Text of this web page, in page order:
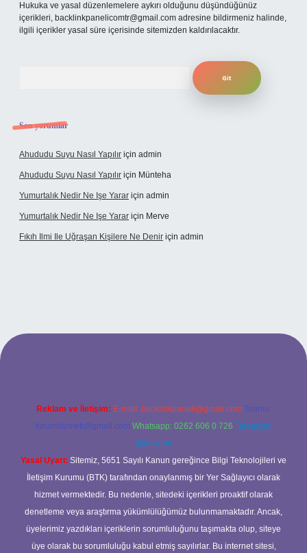
Hukuka ve yasal düzenlemelere aykırı olduğunu düşündüğünüz
içerikleri, backlinkpanelicomtr@gmail.com adresine bildirmeniz halinde,
ilgili içerikler yasal süre içerisinde sitemizden kaldırılacaktır.
Son yorumlar
Ahududu Suyu Nasıl Yapılır için admin
Ahududu Suyu Nasıl Yapılır için Münteha
Yumurtalık Nedir Ne Işe Yarar için admin
Yumurtalık Nedir Ne Işe Yarar için Merve
Fıkıh Ilmi Ile Uğraşan Kişilere Ne Denir için admin
Reklam ve İletişim: E-mail: backlinkpaneli@gmail.com Teams:
forumhizmeti@gmail.com Whatsapp: 0262 606 0 726 Telegram:
@karabul
Yasal Uyarı: Sitemiz, 5651 Sayılı Kanun gereğince Bilgi Teknolojileri ve
İletişim Kurumu (BTK) tarafından onaylanmış bir Yer Sağlayıcı olarak
hizmet vermektedir. Bu nedenle, sitedeki içerikleri proaktif olarak
denetleme veya araştırma yükümlülüğümüz bulunmamaktadır. Ancak,
üyelerimiz yazdıkları içeriklerin sorumluluğunu taşımakta olup, siteye
üye olarak bu sorumluluğu kabul etmiş sayılırlar. Bu internet sitesi,